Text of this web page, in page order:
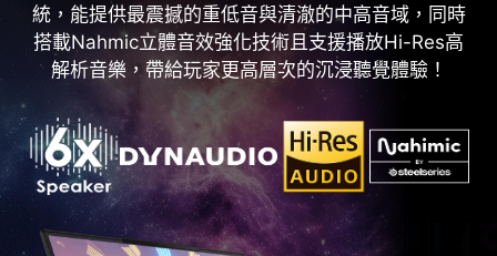
統，能提供最震撼的重低音與清澈的中高音域，同時
搭載Nahmic立體音效強化技術且支援播放Hi-Res高
解析音樂，帶給玩家更高層次的沉浸聽覺體驗！